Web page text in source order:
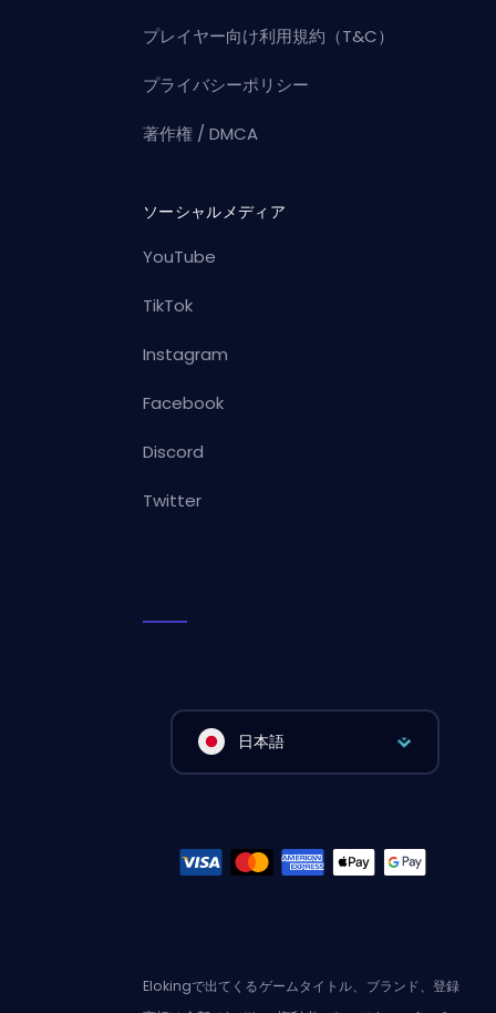
プレイヤー向け利用規約（T&C）
プライバシーポリシー
著作権 / DMCA
ソーシャルメディア
YouTube
TikTok
Instagram
Facebook
Discord
Twitter
日本語
Elokingで出てくるゲームタイトル、ブランド、登録